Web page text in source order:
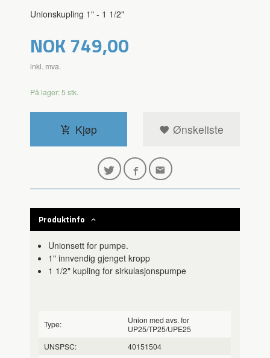
Unionskupling 1" - 1 1/2"
Pris
NOK749,00
inkl. mva.
På lager: 5 stk.
Kjøp Ønskeliste
Produktinfo
Unionsett for pumpe.
1" innvendig gjenget kropp
1 1/2" kupling for sirkulasjonspumpe
Type:
Union med avs. for
UP25/TP25/UPE25
UNSPSC:
40151504